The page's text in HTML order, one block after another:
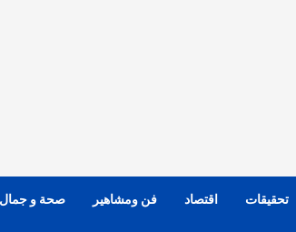
تحقيقات اقتصاد فن ومشاهير صحة و جمال